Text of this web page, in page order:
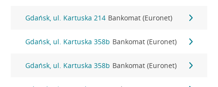
Gdańsk, ul. Kartuska 214 Bankomat (Euronet)
Gdańsk, ul. Kartuska 358b Bankomat (Euronet)
Gdańsk, ul. Kartuska 358b Bankomat (Euronet)